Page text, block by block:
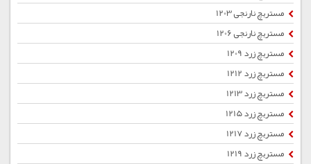
مستربچ نارنجی 1203
مستربچ نارنجی 1206
مستربچ زرد 1209
مستربچ زرد 1212
مستربچ زرد 1213
مستربچ زرد 1215
مستربچ زرد 1217
مستربچ زرد 1219